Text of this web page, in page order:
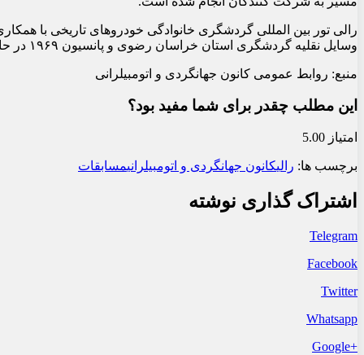
رالی تور بین المللی گردشگری خانوادگی خودروهای تاریخی با
وسایل نقلیه گردشگری استان خراسان رضوی و پانسیون ۱۹۶۹ در حال برگزاری است.
منبع: روابط عمومی کانون جهانگردی و اتومبیلرانی
این مطلب چقدر برای شما مفید بود؟
امتیاز 5.00
برچسب ها: رالیکانون جهانگردی و اتومبیلرانیمسابقات
اشتراک گذاری نوشته
Telegram
Facebook
Twitter
Whatsapp
+Google